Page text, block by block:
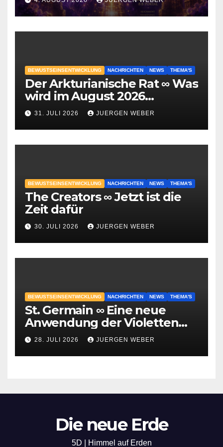
BEWUSTSEINSENTWICKLUNG NACHRICHTEN NEWS THEMA'S
Der Arkturianische Rat ∞ Was
wird im August 2026
geschehen?
31. JULI 2026 JUERGEN WEBER
BEWUSTSEINSENTWICKLUNG NACHRICHTEN NEWS THEMA'S
The Creators ∞ Jetzt ist die
Zeit dafür
30. JULI 2026 JUERGEN WEBER
BEWUSTSEINSENTWICKLUNG NACHRICHTEN NEWS THEMA'S
St. Germain ∞ Eine neue
Anwendung der Violetten
Flamme
28. JULI 2026 JUERGEN WEBER
Die neue Erde
5D | Himmel auf Erden